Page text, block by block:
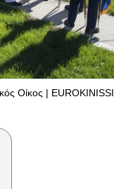
Οίκος | EUROKINISSI